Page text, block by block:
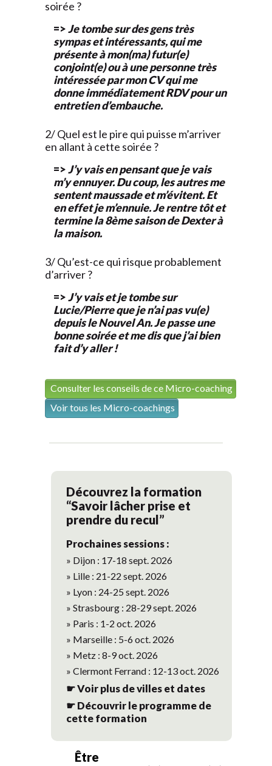
soirée ?
=>Je tombe sur des gens très
sympas et intéressants, qui me
présente à mon(ma) futur(e)
conjoint(e) ou à une personne très
intéressée par mon CV qui me
donne immédiatement RDV pour un
entretien d’embauche.
2/ Quel est le pire qui puisse m’arriver
en allant à cette soirée ?
=>J’y vais en pensant que je vais
m’y ennuyer. Du coup, les autres me
sentent maussade et m’évitent. Et
en effet je m’ennuie. Je rentre tôt et
termine la 8ème saison de Dexter à
la maison.
3/ Qu’est-ce qui risque probablement
d’arriver ?
=>J’y vais et je tombe sur
Lucie/Pierre que je n’ai pas vu(e)
depuis le Nouvel An. Je passe une
bonne soirée et me dis que j’ai bien
fait d’y aller !
Consulter les conseils de ce Micro-coaching
Voir tous les Micro-coachings
Découvrez la formation
“Savoir lâcher prise et
prendre du recul”
Prochaines sessions :
» Dijon : 17-18 sept. 2026
» Lille : 21-22 sept. 2026
» Lyon : 24-25 sept. 2026
» Strasbourg : 28-29 sept. 2026
» Paris : 1-2 oct. 2026
» Marseille : 5-6 oct. 2026
» Metz : 8-9 oct. 2026
» Clermont Ferrand : 12-13 oct. 2026
☛ Voir plus de villes et dates
☛ Découvrir le programme de
cette formation
Être